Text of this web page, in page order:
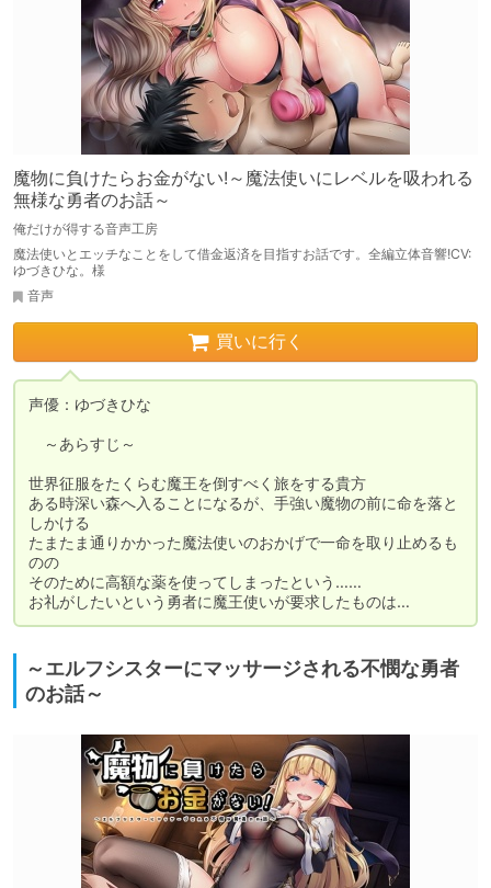
魔物に負けたらお金がない!～魔法使いにレベルを吸われる
無様な勇者のお話～
俺だけが得する音声工房
魔法使いとエッチなことをして借金返済を目指すお話です。全編立体音響!CV:
ゆづきひな。様
音声
買いに行く
声優：ゆづきひな
～あらすじ～
世界征服をたくらむ魔王を倒すべく旅をする貴方
ある時深い森へ入ることになるが、手強い魔物の前に命を落と
しかける
たまたま通りかかった魔法使いのおかげで一命を取り止めるも
のの
そのために高額な薬を使ってしまったという……
～エルフシスターにマッサージされる不憫な勇者
のお話～